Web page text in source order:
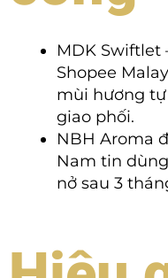
MDK Swiftlet
Shopee
mùi hương
giao phối.
NBH Aroma
Nam tin
nở sau 3